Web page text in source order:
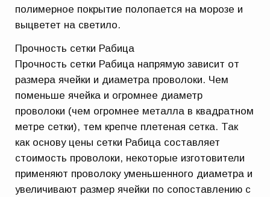
полимерное покрытие полопается на морозе и
выцветет на светило.
Прочность сетки Рабица
Прочность сетки Рабица напрямую зависит от
размера ячейки и диаметра проволоки. Чем
поменьше ячейка и огромнее диаметр
проволоки (чем огромнее металла в квадратном
метре сетки), тем крепче плетеная сетка. Так
как основу цены сетки Рабица составляет
стоимость проволоки, некоторые изготовители
применяют проволоку уменьшенного диаметра и
увеличивают размер ячейки по сопоставлению с